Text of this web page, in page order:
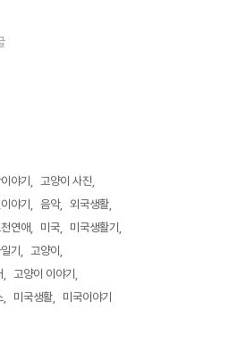
야기
고양이 사진
야기 음악
외국생활
연애 미국
미국생활기
기
고양이
고양이 이야기
미국생활 미국이야기